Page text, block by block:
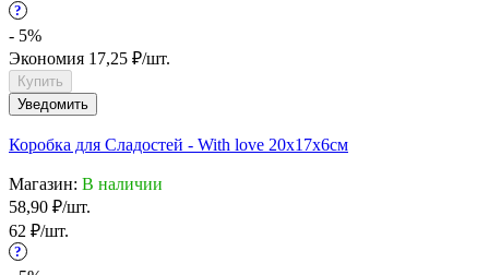
?
- 5%
Экономия 17,25 ₽/шт.
Купить
Уведомить
Коробка для Сладостей - With love 20х17х6см
Магазин: В наличии
58,90 ₽/шт.
62 ₽/шт.
?